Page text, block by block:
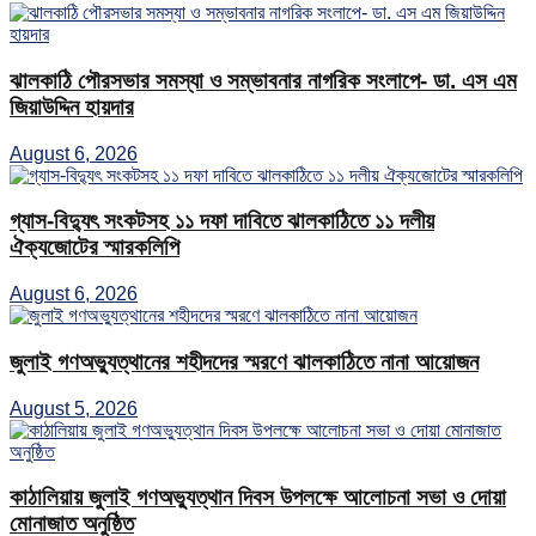
ঝালকাঠি পৌরসভার সমস্যা ও সম্ভাবনার নাগরিক সংলাপে- ডা. এস এম
জিয়াউদ্দিন হায়দার
August 6, 2026
গ্যাস-বিদ্যুৎ সংকটসহ ১১ দফা দাবিতে ঝালকাঠিতে ১১ দলীয়
ঐক্যজোটের স্মারকলিপি
August 6, 2026
জুলাই গণঅভ্যুত্থানের শহীদদের স্মরণে ঝালকাঠিতে নানা আয়োজন
August 5, 2026
কাঠালিয়ায় জুলাই গণঅভ্যুত্থান দিবস উপলক্ষে আলোচনা সভা ও দোয়া
মোনাজাত অনুষ্ঠিত